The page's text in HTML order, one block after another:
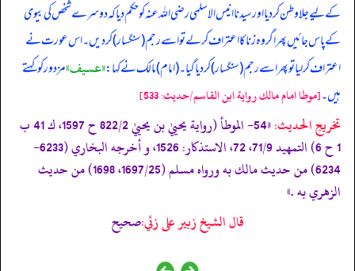
کے لیے جلا وطن کر دیا اور سیدنا انیس الاسلمی رضی اللہ عنہ کو حکم دیا کہ دوسرے شخص کی بیوی
کے پاس جائیں پھر اگر وہ زنا کا اعتراف کر لے تو اسے رجم (سنگسار) کر دیں۔ اس عورت نے
اعتراف کر لیا تو پھر اسے رجم (سنگسار) کر دیا گیا۔ (اما م) مالک نے کہا:«عسيف»مزدور کو کہتے
ہیں۔[موطا امام مالك رواية ابن القاسم/حدیث: 533]
تخریج الحدیث:
«54- الموطأ (رواية يحييٰ بن يحييٰ 822/2 ح 1597، ك 41 ب
1 ح 6) التمهيد 71/9، 72، الاستذكار: 1526، و أخرجه البخاري (6233-
6234) من حديث مالك به ورواه مسلم (1697/25، 1698) من حديث
الزهري به .»
قال الشيخ زبير على زئي:صحيح